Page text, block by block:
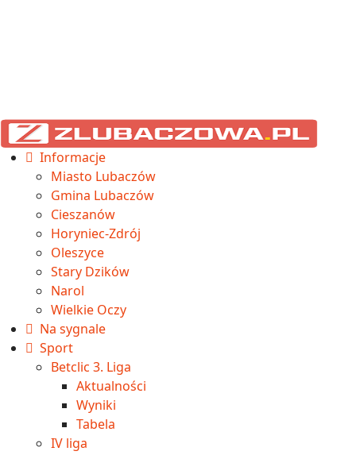
Informacje
Miasto Lubaczów
Gmina Lubaczów
Cieszanów
Horyniec-Zdrój
Oleszyce
Stary Dzików
Narol
Wielkie Oczy
Na sygnale
Sport
Betclic 3. Liga
Aktualności
Wyniki
Tabela
IV liga